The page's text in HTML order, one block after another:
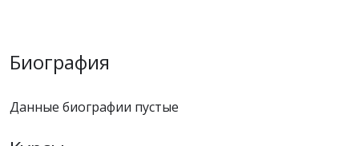
Биография
Данные биографии пустые